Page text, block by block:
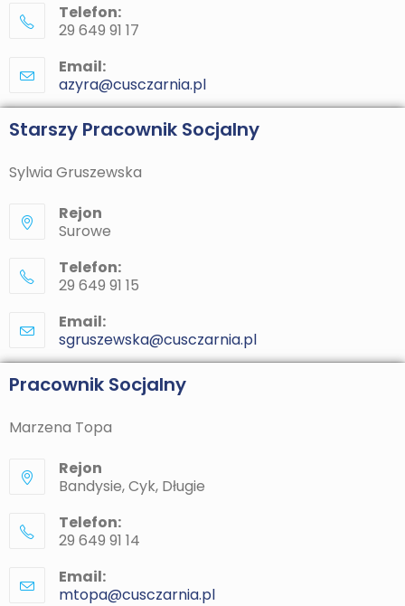
Telefon:
29 649 91 17
Email:
azyra@cusczarnia.pl
Starszy Pracownik Socjalny
Sylwia Gruszewska
Rejon
Surowe
Telefon:
29 649 91 15
Email:
sgruszewska@cusczarnia.pl
Pracownik Socjalny
Marzena Topa
Rejon
Bandysie, Cyk, Długie
Telefon:
29 649 91 14
Email:
mtopa@cusczarnia.pl